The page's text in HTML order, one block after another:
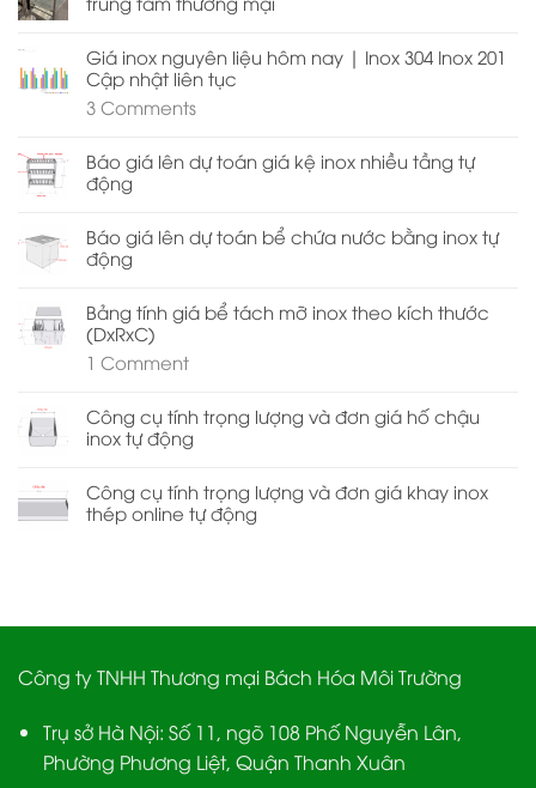
Giá inox nguyên liệu hôm nay | Inox 304 Inox 201
Cập nhật liên tục
3 Comments
Báo giá lên dự toán giá kệ inox nhiều tầng tự
động
Báo giá lên dự toán bể chứa nước bằng inox tự
động
Bảng tính giá bể tách mỡ inox theo kích thước
(DxRxC)
1 Comment
Công cụ tính trọng lượng và đơn giá hố chậu
inox tự động
Công cụ tính trọng lượng và đơn giá khay inox
thép online tự động
Công ty TNHH Thương mại Bách Hóa Môi Trường
Trụ sở Hà Nội: Số 11, ngõ 108 Phố Nguyễn Lân,
Phường Phương Liệt, Quận Thanh Xuân